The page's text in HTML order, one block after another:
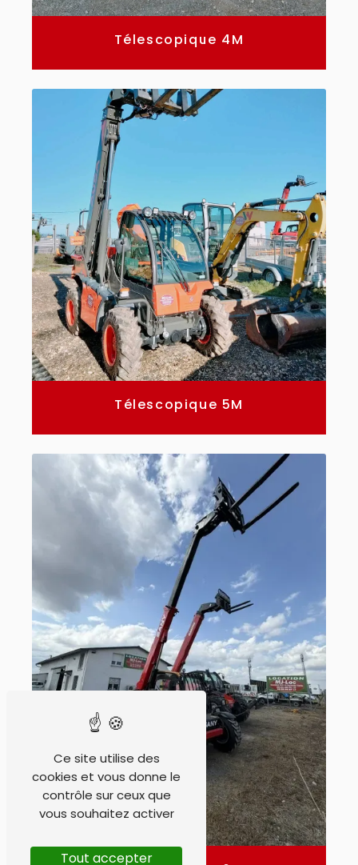
Télescopique 4M
Télescopique 5M
Ce site utilise des
cookies et vous donne le
contrôle sur ceux que
vous souhaitez activer
Tout accepter